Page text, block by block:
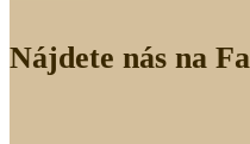
Nájdete nás na